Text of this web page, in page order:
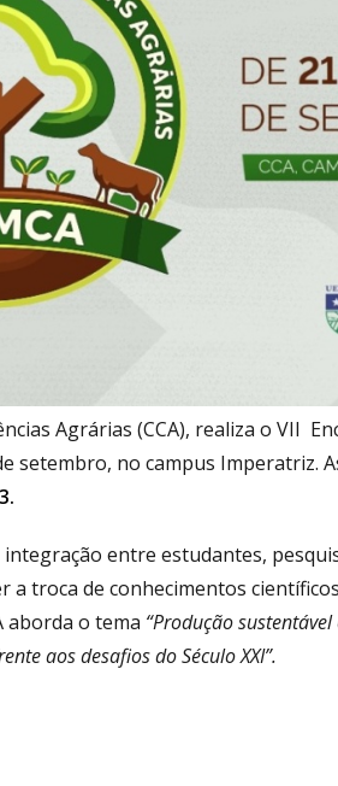
Agrárias (CCA), realiza o VII
setembro, no campus Imperatriz.
entre estudantes,
a troca de conhecimentos
aborda o tema “Produção
aos desafios do Século XXI”.